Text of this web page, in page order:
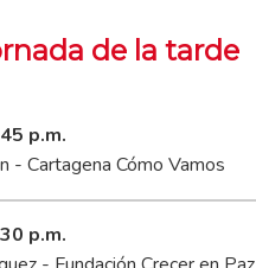
de la tarde
p.m.
- Cartagena Cómo Vamos
p.m.